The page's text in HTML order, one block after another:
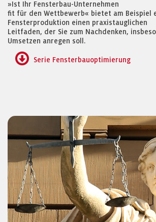
»Ist Ihr Fensterbau-Unternehmen
fit für den Wettbewerb« bietet am Beispiel
Fensterproduktion einen praxistauglichen
Leitfaden, der Sie zum Nachdenken,
Umsetzen anregen soll.
Serie Fensterbauoptimierung